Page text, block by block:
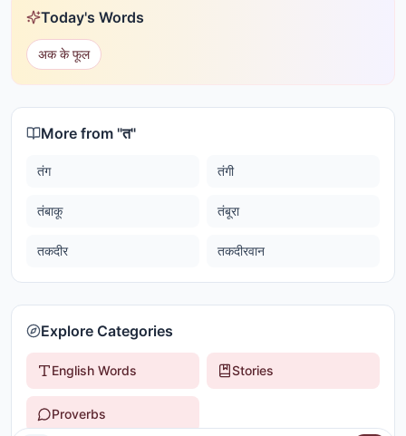
Today's Words
अक के फूल
More from "त"
तंग तंगी
तंबाकू तंबूरा
तकदीर तकदीरवान
Explore Categories
English Words Stories
Proverbs